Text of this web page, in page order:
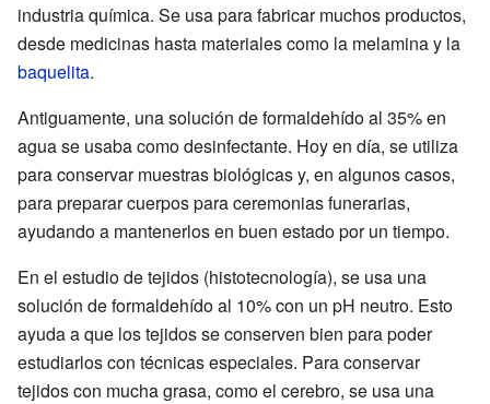
industria química. Se usa para fabricar muchos productos,
desde medicinas hasta materiales como la melamina y la
baquelita.
Antiguamente, una solución de formaldehído al 35% en
agua se usaba como desinfectante. Hoy en día, se utiliza
para conservar muestras biológicas y, en algunos casos,
para preparar cuerpos para ceremonias funerarias,
ayudando a mantenerlos en buen estado por un tiempo.
En el estudio de tejidos (histotecnología), se usa una
solución de formaldehído al 10% con un pH neutro. Esto
ayuda a que los tejidos se conserven bien para poder
estudiarlos con técnicas especiales. Para conservar
tejidos con mucha grasa, como el cerebro, se usa una